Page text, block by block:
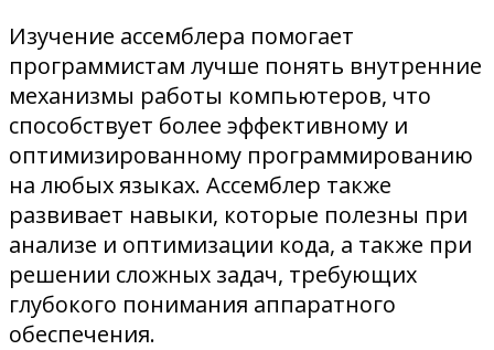
Изучение ассемблера помогает
программистам лучше понять внутренние
механизмы работы компьютеров, что
способствует более эффективному и
оптимизированному программированию
на любых языках. Ассемблер также
развивает навыки, которые полезны при
анализе и оптимизации кода, а также при
решении сложных задач, требующих
глубокого понимания аппаратного
обеспечения.